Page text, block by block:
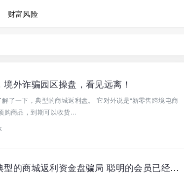
财富风险
外诈骗园区操盘，看见远离！
了一下，典型的商城返利盘。 它对外说是“新零售跨境电商
购商品，到期可以收货...
【高度预警】香港蜂巢聚优商城：典型的商城返利资金盘骗局 聪明的会员已经开始撤退